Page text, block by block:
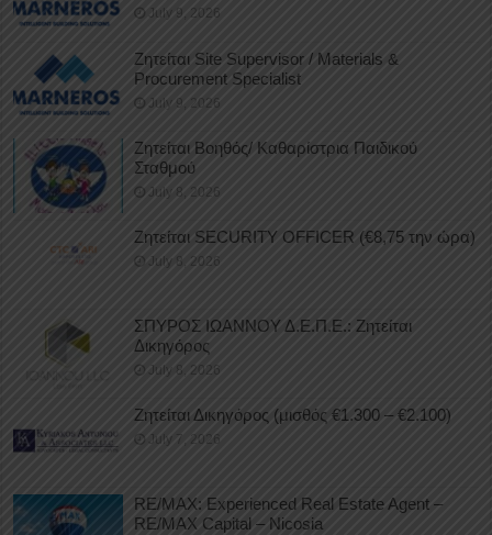
July 9, 2026
Ζητείται Site Supervisor / Materials &
Procurement Specialist
July 9, 2026
Ζητείται Βοηθός/ Καθαρίστρια Παιδικού
Σταθμού
July 8, 2026
Ζητείται SECURITY OFFICER (€8,75 την ώρα)
July 8, 2026
ΣΠΥΡΟΣ ΙΩΑΝΝΟΥ Δ.Ε.Π.Ε.: Ζητείται
Δικηγόρος
July 8, 2026
Ζητείται Δικηγόρος (μισθός €1.300 – €2.100)
July 7, 2026
RE/MAX: Experienced Real Estate Agent –
RE/MAX Capital – Nicosia